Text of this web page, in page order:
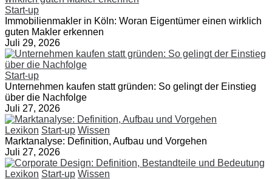
Start-up
Immobilienmakler in Köln: Woran Eigentümer einen wirklich
guten Makler erkennen
Juli 29, 2026
Start-up
Unternehmen kaufen statt gründen: So gelingt der Einstieg
über die Nachfolge
Juli 27, 2026
Lexikon Start-up Wissen
Marktanalyse: Definition, Aufbau und Vorgehen
Juli 27, 2026
Lexikon Start-up Wissen